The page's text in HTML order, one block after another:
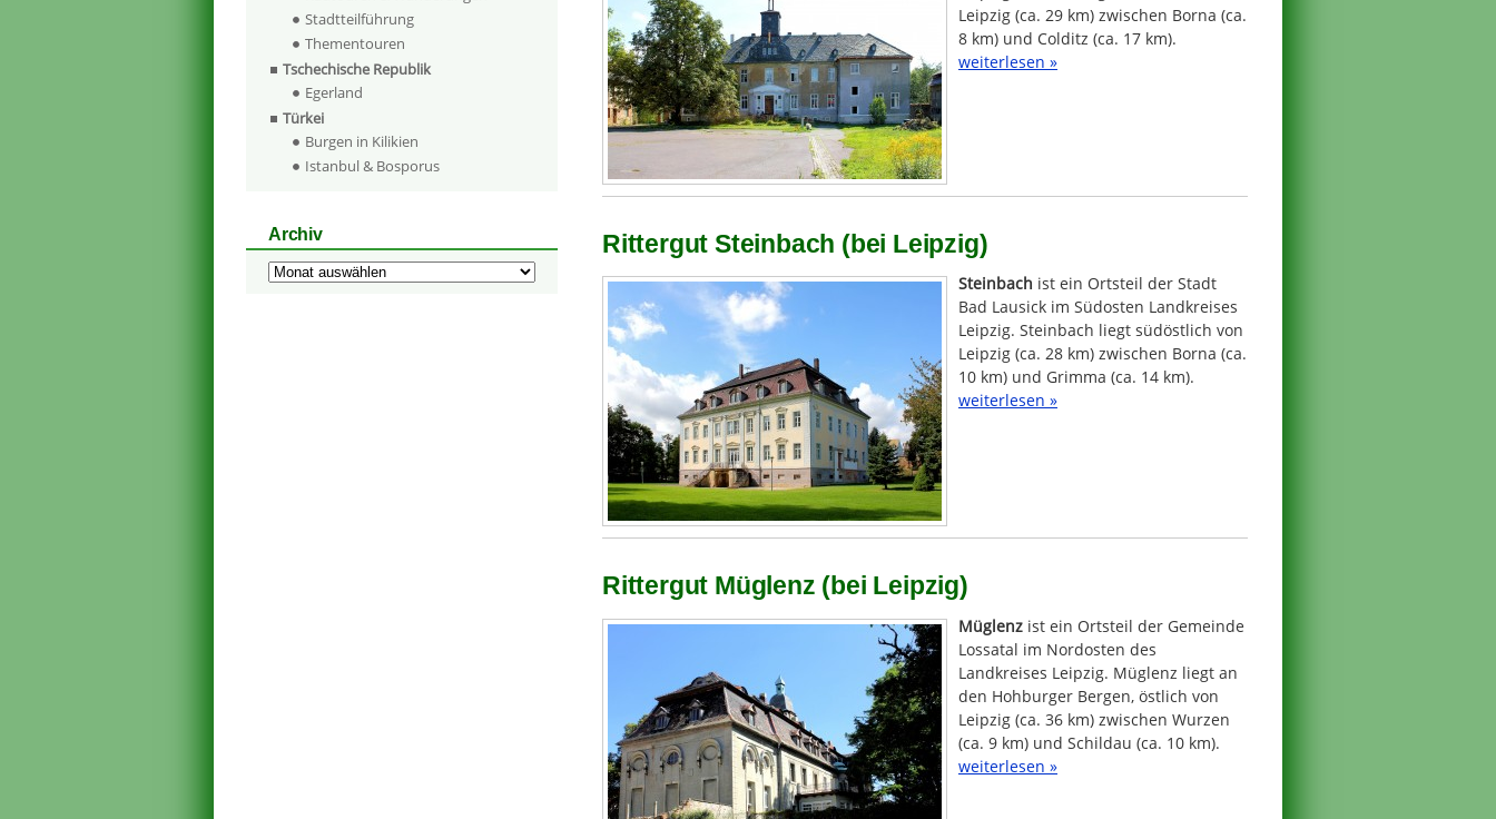
Leipzig (ca. 29 km) zwischen Borna (ca.
8 km) und Colditz (ca. 17 km).
weiterlesen »
Rittergut Steinbach (bei Leipzig)
Steinbach ist ein Ortsteil der Stadt
Bad Lausick im Südosten Landkreises
Leipzig. Steinbach liegt südöstlich von
Leipzig (ca. 28 km) zwischen Borna (ca.
10 km) und Grimma (ca. 14 km).
weiterlesen »
Rittergut Müglenz (bei Leipzig)
Müglenz ist ein Ortsteil der Gemeinde
Lossatal im Nordosten des
Landkreises Leipzig. Müglenz liegt an
den Hohburger Bergen, östlich von
Leipzig (ca. 36 km) zwischen Wurzen
(ca. 9 km) und Schildau (ca. 10 km).
weiterlesen »
Stadtteilführung
Thementouren
Tschechische Republik
Egerland
Türkei
Burgen in Kilikien
Istanbul & Bosporus
Archiv
Archiv